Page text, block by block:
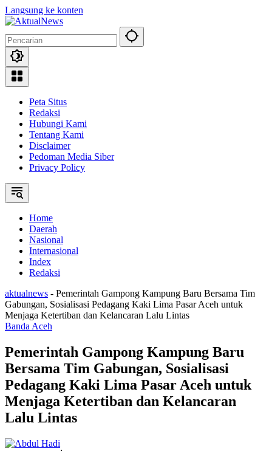
Langsung ke konten
Peta Situs
Redaksi
Hubungi Kami
Tentang Kami
Disclaimer
Pedoman Media Siber
Privacy Policy
Home
Daerah
Nasional
Internasional
Index
Redaksi
aktualnews - Pemerintah Gampong Kampung Baru Bersama Tim
Gabungan, Sosialisasi Pedagang Kaki Lima Pasar Aceh untuk
Menjaga Ketertiban dan Kelancaran Lalu Lintas
Banda Aceh
Pemerintah Gampong Kampung Baru
Bersama Tim Gabungan, Sosialisasi
Pedagang Kaki Lima Pasar Aceh untuk
Menjaga Ketertiban dan Kelancaran
Lalu Lintas